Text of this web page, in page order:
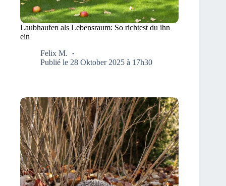
Laubhaufen als Lebensraum: So richtest du ihn
ein
Felix M.
Publié le 28 Oktober 2025 à 17h30